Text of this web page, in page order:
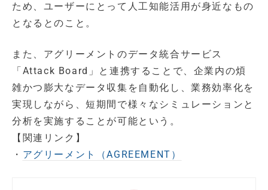
ため、ユーザーにとって人工知能活用が身近なもの
となるとのこと。
また、アグリーメントのデータ統合サービス
「Attack Board」と連携することで、企業内の煩
雑かつ膨大なデータ収集を自動化し、業務効率化を
実現しながら、短期間で様々なシミュレーションと
分析を実施することが可能という。
【関連リンク】
・ アグリーメント（AGREEMENT）